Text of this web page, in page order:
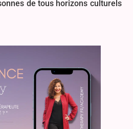
de tous horizons culturels